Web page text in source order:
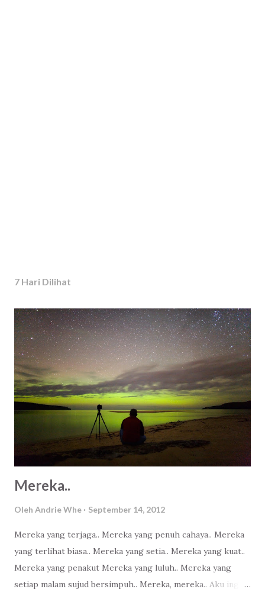
7 Hari Dilihat
Mereka..
Oleh Andrie Whe September 14, 2012
Mereka yang terjaga.. Mereka yang penuh cahaya.. Mereka
yang terlihat biasa.. Mereka yang setia.. Mereka yang kuat..
Mereka yang penakut Mereka yang luluh.. Mereka yang
setiap malam sujud bersimpuh.. Mereka, mereka.. Aku ingin